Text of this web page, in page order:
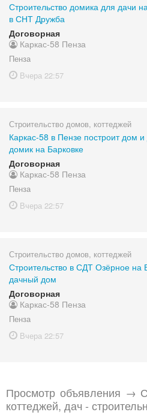
Строительство домика для дачи
в СНТ Дружба
Договорная
Каркас-58 Пенза
Пенза
Вчера 22:57
Строительство домов, коттеджей
Каркас-58 в Пензе построит дом
домик на Барковке
Договорная
Каркас-58 Пенза
Пенза
Вчера 22:57
Строительство домов, коттеджей
Строительство в СДТ Озёрное на
дачный дом
Договорная
Каркас-58 Пенза
Пенза
Вчера 22:57
Просмотр объявления →
коттеджей, дач -